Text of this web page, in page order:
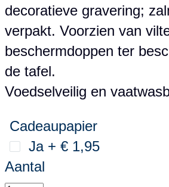
decoratieve gravering;
verpakt. Voorzien van
beschermdoppen ter
de tafel.
Voedselveilig en
Cadeaupapier
Ja + € 1,95
Aantal